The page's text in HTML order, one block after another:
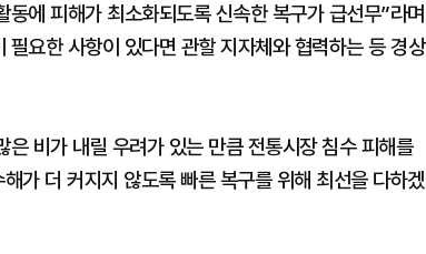
에 피해가 최소화되도록 신속한 복구가 급선무”라며
요한 사항이 있다면 관할 지자체와 협력하는 등 경상
비가 내릴 우려가 있는 만큼 전통시장 침수 피해를
가 더 커지지 않도록 빠른 복구를 위해 최선을 다하겠